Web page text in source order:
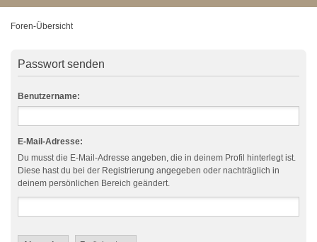
Foren-Übersicht
Passwort senden
Benutzername:
E-Mail-Adresse:
Du musst die E-Mail-Adresse angeben, die in deinem Profil hinterlegt ist.
Diese hast du bei der Registrierung angegeben oder nachträglich in
deinem persönlichen Bereich geändert.